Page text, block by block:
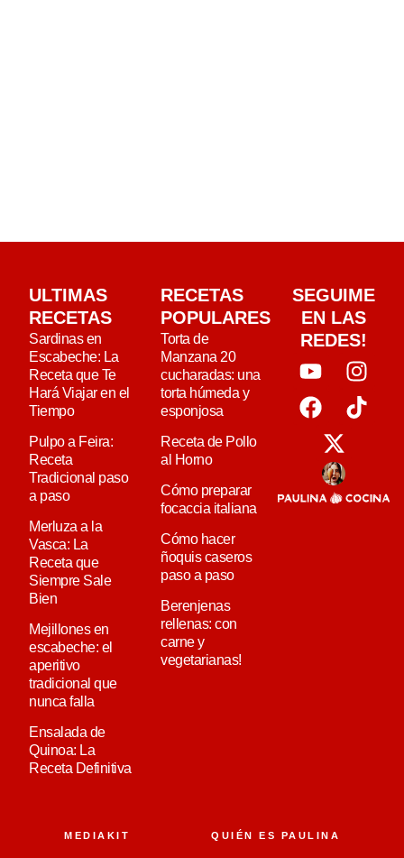
ULTIMAS
RECETAS
Sardinas en
Escabeche: La
Receta que Te
Hará Viajar en el
Tiempo
Pulpo a Feira:
Receta
Tradicional paso
a paso
Merluza a la
Vasca: La
Receta que
Siempre Sale
Bien
Mejillones en
escabeche: el
aperitivo
tradicional que
nunca falla
Ensalada de
Quinoa: La
Receta Definitiva
RECETAS
POPULARES
Torta de
Manzana 20
cucharadas: una
torta húmeda y
esponjosa
Receta de Pollo
al Horno
Cómo preparar
focaccia italiana
Cómo hacer
ñoquis caseros
paso a paso
Berenjenas
rellenas: con
carne y
vegetarianas!
SEGUIME
EN LAS
REDES!
MEDIAKIT QUIÉN ES PAULINA